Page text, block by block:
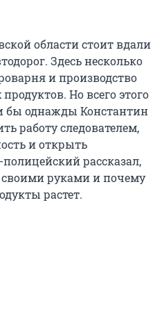
области стоит вдали
Здесь несколько
и производство
Но всего этого
бы однажды Константин
работу следователем,
и открыть
рассказал,
своими руками и почему
растет.